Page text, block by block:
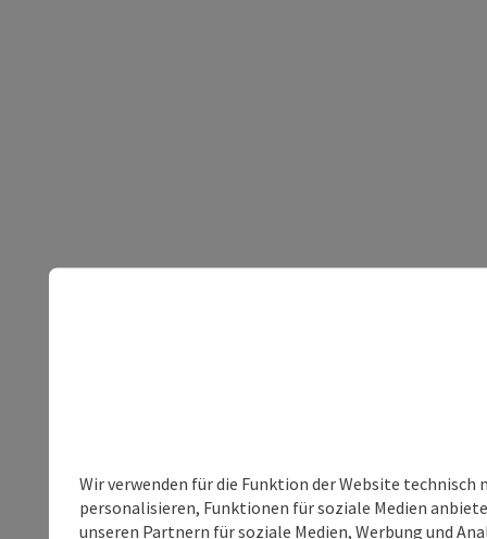
Wir verwenden für die Funktion der Website
personalisieren, Funktionen für soziale Medien
unseren Partnern für soziale Medien, Werbung und